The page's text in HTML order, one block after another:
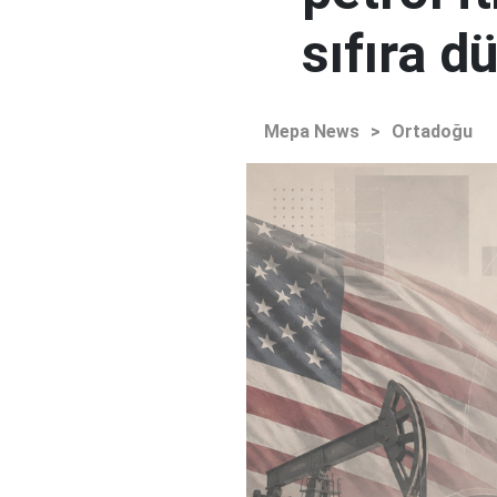
sıfıra
Mepa News > Ortadoğu